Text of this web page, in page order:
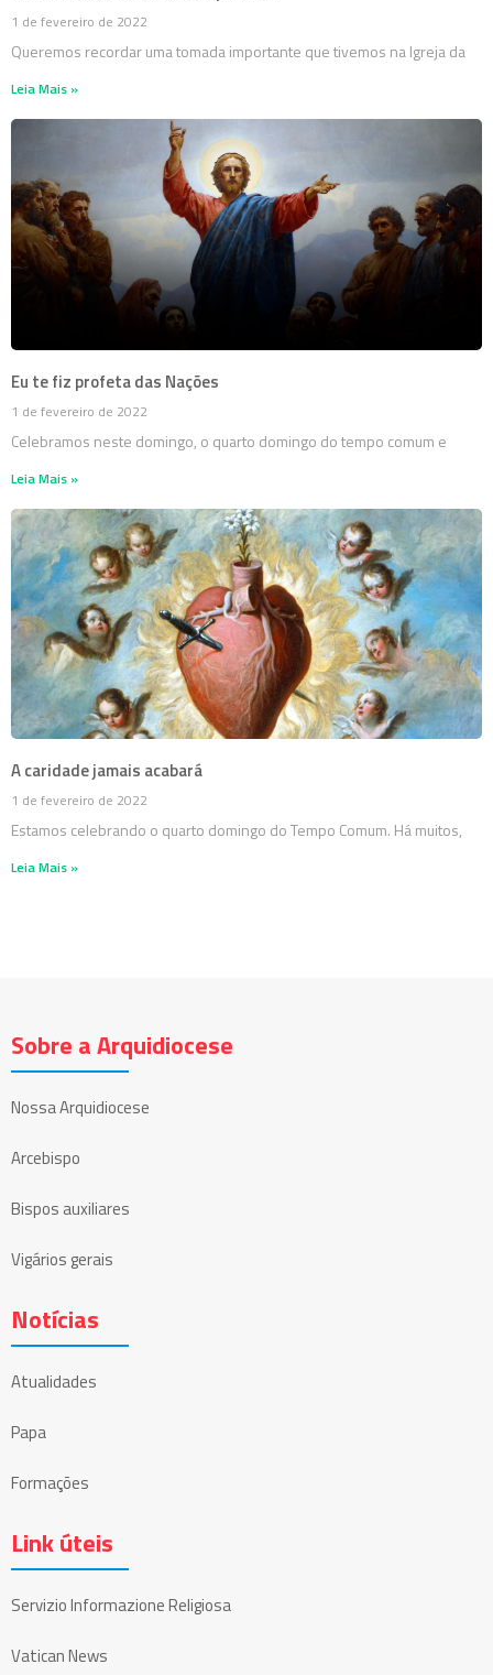
1 de fevereiro de 2022
Queremos recordar uma tomada importante que tivemos na Igreja da
Leia Mais »
Eu te fiz profeta das Nações
1 de fevereiro de 2022
Celebramos neste domingo, o quarto domingo do tempo comum e
Leia Mais »
A caridade jamais acabará
1 de fevereiro de 2022
Estamos celebrando o quarto domingo do Tempo Comum. Há muitos,
Leia Mais »
Sobre a Arquidiocese
Nossa Arquidiocese
Arcebispo
Bispos auxiliares
Vigários gerais
Notícias
Atualidades
Papa
Formações
Link úteis
Servizio Informazione Religiosa
Vatican News